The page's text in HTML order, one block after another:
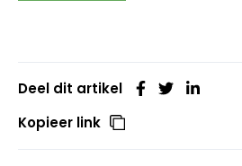
Deel dit artikel
Kopieer link